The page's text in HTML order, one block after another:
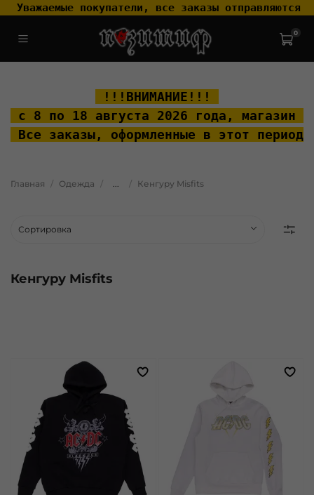
Уважаемые покупатели, все заказы отправляются
0
!!!ВНИМАНИЕ!!!
с 8 по 18 августа 2026 года, магазин
Все заказы, оформленные в этот
Главная Одежда Кенгуру Misfits
Кенгуру Misfits